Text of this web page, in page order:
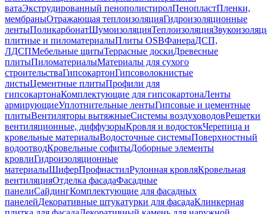
ватаЭкструдированный пенополистиролПенопластПленки,
мембраныОтражающая теплоизоляцияГидроизоляционные
лентыПоликарбонатШумоизоляцияТеплоизоляция
плитные и пиломатериалыПлиты OSBФанераДСП,
ЛДСПМебельные щитыТеррасные доскиДревесные
плитыПиломатериалыМатериалы для сухого
строительстваГипсокартонГипсоволокнистые
листыЦементные плитыПрофили для
гипсокартонаКомплектующие для гипсокартонаЛенты
армирующиеУплотнительные лентыГипсовые и цементные
плитыВентиляторы вытяжныеСистемы воздуховодовРешетки
вентиляционные, диффузорыКровля и водостокЧерепица и
кровельные материалыВодосточные системыПоверхностный
водоотводКровельные софитыДоборные элементы
кровлиГидроизоляционные
материалыШиферПрофнастилРулонная кровляКровельная
вентиляцияОтделка фасадаФасадные
панелиСайдингКомплектующие для фасадных
панелейДекоративные штукатурки для фасадаКлинкерная